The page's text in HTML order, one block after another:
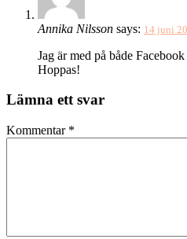
Annika Nilsson says: 14 juni
Jag är med på både
Hoppas!
Lämna ett svar
Kommentar *